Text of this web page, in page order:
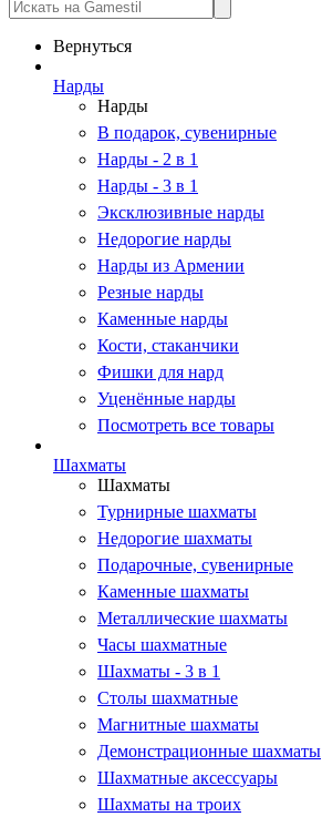
Вернуться
Нарды
Нарды
В подарок, сувенирные
Нарды - 2 в 1
Нарды - 3 в 1
Эксклюзивные нарды
Недорогие нарды
Нарды из Армении
Резные нарды
Каменные нарды
Кости, стаканчики
Фишки для нард
Уценённые нарды
Посмотреть все товары
Шахматы
Шахматы
Турнирные шахматы
Недорогие шахматы
Подарочные, сувенирные
Каменные шахматы
Металлические шахматы
Часы шахматные
Шахматы - 3 в 1
Столы шахматные
Магнитные шахматы
Демонстрационные шахматы
Шахматные аксессуары
Шахматы на троих